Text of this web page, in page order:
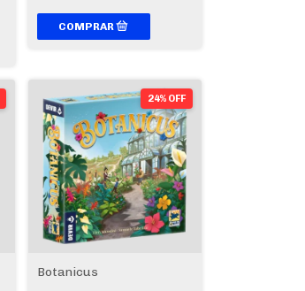
24% OFF
Botanicus